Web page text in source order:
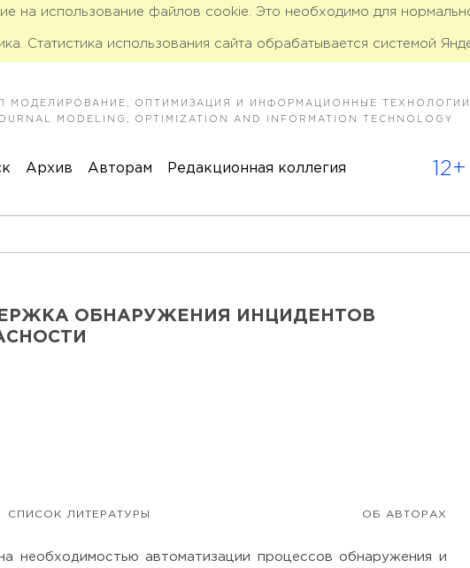
на использование файлов cookie. Это необходимо для
Статистика использования сайта обрабатывается системой
МОДЕЛИРОВАНИЕ, ОПТИМИЗАЦИЯ И ИНФОРМАЦИОННЫЕ ТЕХНОЛОГИИ
MODELING, OPTIMIZATION AND INFORMATION TECHNOLOGY
Архив Авторам Редакционная коллегия 12+
ОБНАРУЖЕНИЯ ИНЦИДЕНТОВ
СПИСОК ЛИТЕРАТУРЫ ОБ АВТОРАХ
необходимостью автоматизации процессов обнаружения и